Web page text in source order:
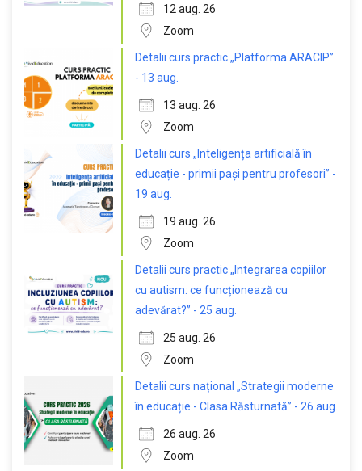
12 aug. 26
Zoom
Detalii curs practic „Platforma ARACIP”
- 13 aug.
13 aug. 26
Zoom
Detalii curs „Inteligența artificială în
educație - primii pași pentru profesori” -
19 aug.
19 aug. 26
Zoom
Detalii curs practic „Integrarea copiilor
cu autism: ce funcționează cu
adevărat?” - 25 aug.
25 aug. 26
Zoom
Detalii curs național „Strategii moderne
în educație - Clasa Răsturnată” - 26 aug.
26 aug. 26
Zoom